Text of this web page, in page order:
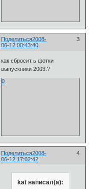
Поделиться 3
2008-
06-12 00:43:40
как сбросит ь фотки
выпускники 2003:?
0
Поделиться 4
2008-
06-12 17:02:42
kat написал(а):